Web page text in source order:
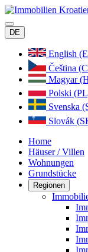
DE
English
Čeština
Magyar
Polski
Svenska
Slovák
Home
Häuser / Villen
Wohnungen
Grundstücke
Regionen